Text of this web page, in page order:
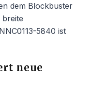
dem Blockbuster
breite
5840 ist
neue